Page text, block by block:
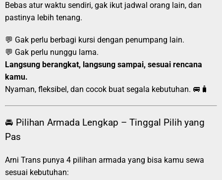
Bebas atur waktu sendiri, gak ikut jadwal orang lain, dan
pastinya lebih tenang.
💬 Gak perlu berbagi kursi dengan penumpang lain.
💬 Gak perlu nunggu lama.
Langsung berangkat, langsung sampai, sesuai rencana
kamu.
Nyaman, fleksibel, dan cocok buat segala kebutuhan. 🚐🧳
🚘 Pilihan Armada Lengkap – Tinggal Pilih yang
Pas
Arni Trans punya 4 pilihan armada yang bisa kamu sewa
sesuai kebutuhan: